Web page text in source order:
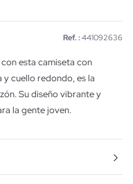
Ref. : 441092636
esta camiseta con
cuello redondo, es la
Su diseño vibrante y
la gente joven.